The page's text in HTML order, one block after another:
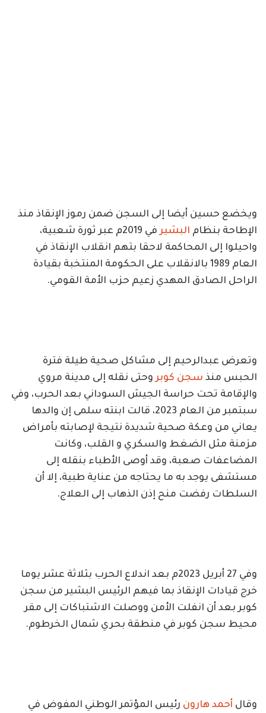
ويخضع حسين أيضا إلى السجن ضمن رموز الإنقاذ منذ
الإطاحة بنظام البشير
في 2019م عبر ثورة شعبية،
واحيلوا إلى المحاكمة لاحقا بتهم انقلاب الإنقاذ في
العام 1989 بالانقلاب على الحكومة المنتخبة بقيادة
الراحل الصادق المهدي زعيم حزب الأمة القومي.
وتعرض عبدالرحيم إلى مشاكل صحية طيلة فترة
الحبس منذ سجن كوبروحتى نقله إلى مدينة مروي
والإقامة تحت حراسة الجيش السوداني بعد الحرب، وفي
سبتمبر من العام 2023، قالت ابنته سلمى إن والدها
يعاني من وعكة صحية شديدة نتيجة لإصابته بأمراض
مزمنة مثل الضغط والسكري و القلب، وكانت
المضاعفات صعبة، وقد أوصى الأطباء بنقله إلى
مستشفى يوجد به ما يحتاجه من عناية طبية، إلا أن
السلطات رفضت منح إذن الذهاب إلى العلاج.
وفي 27 أبريل 2023م بعد اندلاع الحرب بثلاثة عشر يوما
خرج قيادات الإنقاذ بما فيهم الرئيس البشير من سجن
كوبر بعد أن انفلت الأمن ووصلت الاشتباكات إلى مقر
محيط سجن كوبر في منطقة بحري شمال الخرطوم.
وقال أحمد هارون رئيس المؤتمر الوطني المفوض في